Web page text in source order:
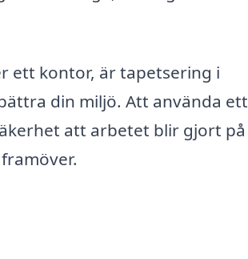
ett kontor, är tapetsering i
din miljö. Att använda ett
att arbetet blir gjort på